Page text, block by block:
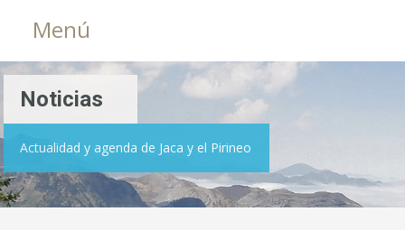
Menú
Noticias
Actualidad y agenda de Jaca y el Pirineo